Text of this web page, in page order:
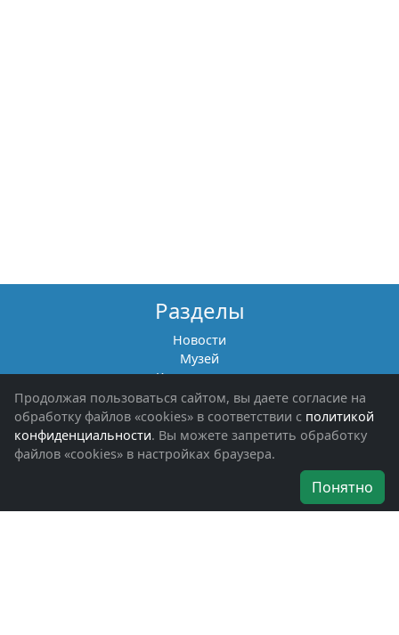
Разделы
Новости
Музей
Книги памяти
Фотоальбомы
Обращения граждан
Помощь участникам СВО и их семьям
Об организации
Наши награды
Продолжая пользоваться сайтом, вы даете согласие на
обработку файлов «cookies» в соответствии с политикой
конфиденциальности. Вы можете запретить обработку
файлов «cookies» в настройках браузера.
Понятно